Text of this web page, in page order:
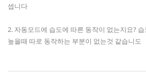
셉니다
2. 자동모드에 습도에 따른 동작이 없는지요?
높을때 따로 동작하는 부분이 없는것 같습니도